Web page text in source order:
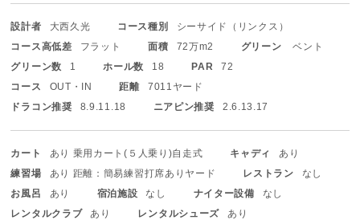
設計者 大西久光 コース種別
シーサイド（リンクス）
コース高低差
フラット 面積 72万m2 グリーン
ベント
グリーン数
1 ホール数 18 PAR
72
コース
OUT・IN 距離
7011ヤード
ドラコン推奨
8.9.11.18 ニアピン推奨 2.6.13.17
カート あり 乗用カート(５人乗り)自走式 キャディ
あり
練習場
あり 距離：簡易練習打席ありヤード レストラン
なし
お風呂
あり 宿泊施設 なし ナイター設備
なし
レンタルクラブ
あり レンタルシューズ
あり